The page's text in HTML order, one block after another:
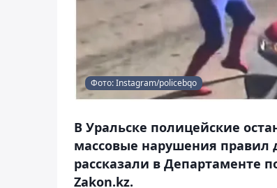
Фото: Instagram/policebqo
В Уральске полицейские
массовые нарушения правил
рассказали в Департаменте
Zakon.kz.